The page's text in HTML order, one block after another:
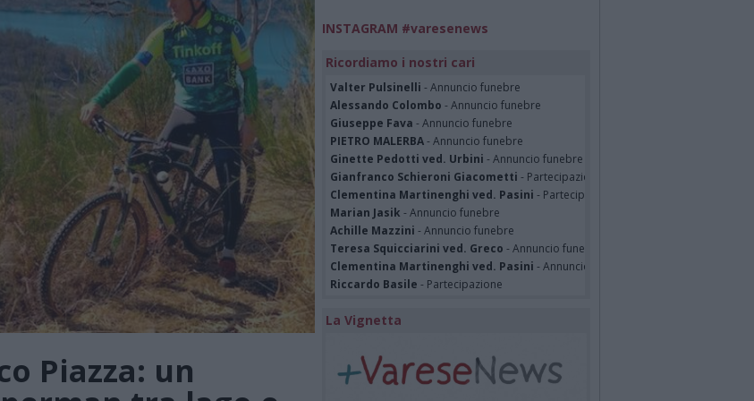
Piazza: un
INSTAGRAM #varesenews
Ricordiamo i nostri cari
Valter Pulsinelli - Annuncio funebre
Alessando Colombo - Annuncio funebre
Giuseppe Fava - Annuncio funebre
PIETRO MALERBA- Annuncio funebre
Ginette Pedotti ved. Urbini - Annuncio funebre
Gianfranco Schieroni Giacometti - Partecipazione
Clementina Martinenghi ved. Pasini - Partecipazione
Marian Jasik - Annuncio funebre
Achille Mazzini - Annuncio funebre
Teresa Squicciarini ved. Greco - Annuncio funebre
Clementina Martinenghi ved. Pasini - Annuncio funebre
Riccardo Basile - Partecipazione
La Vignetta